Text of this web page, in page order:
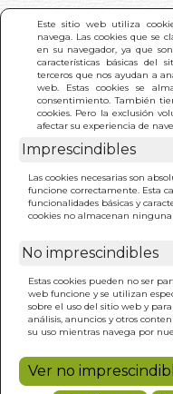
Este sitio web utiliza
navega. Las cookies que se
en su navegador, ya que
características básicas del
terceros que nos ayudan a
web. Estas cookies se
consentimiento. También
cookies. Pero la exclusión
afectar su experiencia de
Imprescindibles
Las cookies necesarias son
funcione correctamente. Esta
funcionalidades básicas y
cookies no almacenan
No imprescindibles
Estas cookies pueden no ser
web funcione y se utilizan
sobre el uso del sitio web y
análisis, anuncios y otros
su uso mientras navega por
Ver no
INICIO > LO